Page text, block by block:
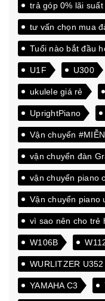
trả góp 0% lãi suất
tư vấn chọn mua
Tuổi nào bắt đầu
U1F U300
ukulele giá rẻ
UprightPiano
Vận chuyển
vận chuyển đàn
vận chuyển piano
Vận chuyển piano
vì sao nên cho trẻ
W106B
WURLITZER U352
YAMAHA C3